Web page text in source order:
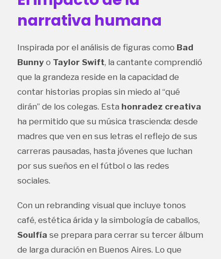
narrativa humana
Inspirada por el análisis de figuras como Bad
Bunny o Taylor Swift, la cantante comprendió
que la grandeza reside en la capacidad de
contar historias propias sin miedo al “qué
dirán” de los colegas. Esta honradez creativa
ha permitido que su música trascienda: desde
madres que ven en sus letras el reflejo de sus
carreras pausadas, hasta jóvenes que luchan
por sus sueños en el fútbol o las redes
sociales.
Con un rebranding visual que incluye tonos
café, estética árida y la simbología de caballos,
Soulfía se prepara para cerrar su tercer álbum
de larga duración en Buenos Aires. Lo que